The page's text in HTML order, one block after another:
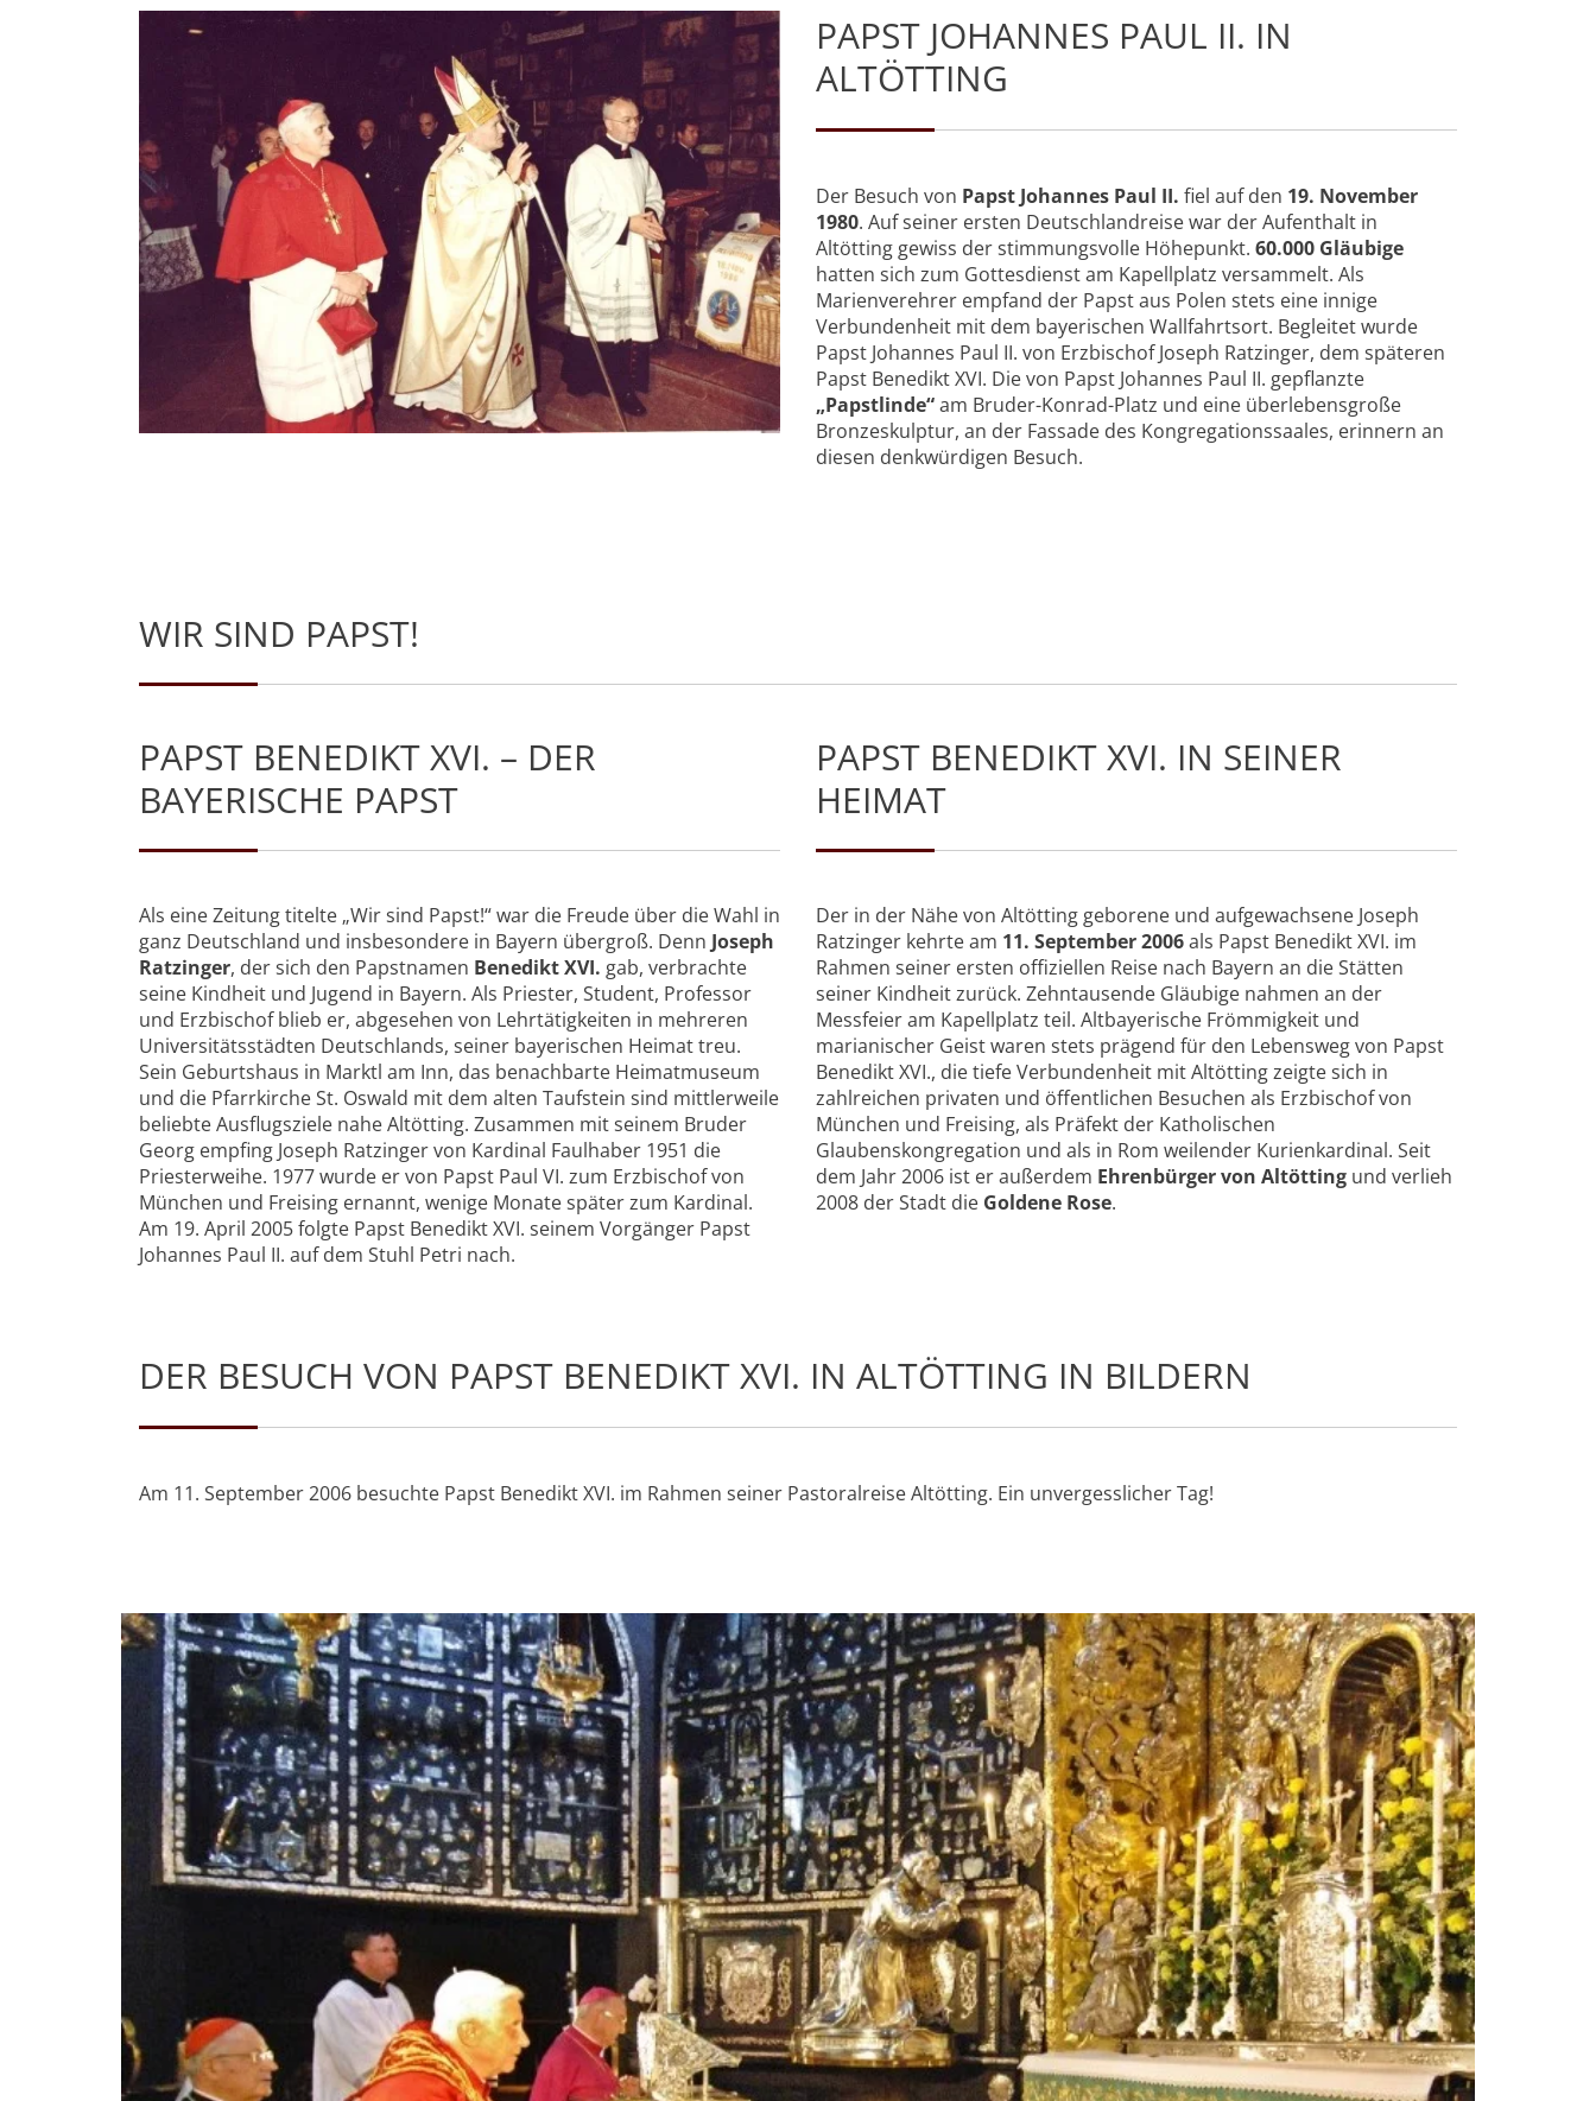
PAPST JOHANNES PAUL II. IN
ALTÖTTING
Der Besuch von Papst Johannes Paul II. fiel auf den 19. November
1980. Auf seiner ersten Deutschlandreise war der Aufenthalt in
Altötting gewiss der stimmungsvolle Höhepunkt. 60.000 Gläubige
hatten sich zum Gottesdienst am Kapellplatz versammelt. Als
Marienverehrer empfand der Papst aus Polen stets eine innige
Verbundenheit mit dem bayerischen Wallfahrtsort. Begleitet wurde
Papst Johannes Paul II. von Erzbischof Joseph Ratzinger, dem späteren
Papst Benedikt XVI. Die von Papst Johannes Paul II. gepflanzte
„Papstlinde“am Bruder-Konrad-Platz und eine überlebensgroße
Bronzeskulptur, an der Fassade des Kongregationssaales, erinnern an
diesen denkwürdigen Besuch.
WIR SIND PAPST!
PAPST BENEDIKT XVI. – DER
BAYERISCHE PAPST
Als eine Zeitung titelte „Wir sind Papst!“ war die Freude über die Wahl in
ganz Deutschland und insbesondere in Bayern übergroß. Denn Joseph
Ratzinger, der sich den Papstnamen Benedikt XVI. gab, verbrachte
seine Kindheit und Jugend in Bayern. Als Priester, Student, Professor
und Erzbischof blieb er, abgesehen von Lehrtätigkeiten in mehreren
Universitätsstädten Deutschlands, seiner bayerischen Heimat treu.
Sein Geburtshaus in Marktl am Inn, das benachbarte Heimatmuseum
und die Pfarrkirche St. Oswald mit dem alten Taufstein sind mittlerweile
beliebte Ausflugsziele nahe Altötting. Zusammen mit seinem Bruder
Georg empfing Joseph Ratzinger von Kardinal Faulhaber 1951 die
Priesterweihe. 1977 wurde er von Papst Paul VI. zum Erzbischof von
München und Freising ernannt, wenige Monate später zum Kardinal.
Am 19. April 2005 folgte Papst Benedikt XVI. seinem Vorgänger Papst
Johannes Paul II. auf dem Stuhl Petri nach.
PAPST BENEDIKT XVI. IN SEINER
HEIMAT
Der in der Nähe von Altötting geborene und aufgewachsene Joseph
Ratzinger kehrte am 11. September 2006als Papst Benedikt XVI. im
Rahmen seiner ersten offiziellen Reise nach Bayern an die Stätten
seiner Kindheit zurück. Zehntausende Gläubige nahmen an der
Messfeier am Kapellplatz teil. Altbayerische Frömmigkeit und
marianischer Geist waren stets prägend für den Lebensweg von Papst
Benedikt XVI., die tiefe Verbundenheit mit Altötting zeigte sich in
zahlreichen privaten und öffentlichen Besuchen als Erzbischof von
München und Freising, als Präfekt der Katholischen
Glaubenskongregation und als in Rom weilender Kurienkardinal. Seit
dem Jahr 2006 ist er außerdem Ehrenbürger von Altötting und verlieh
2008 der Stadt die Goldene Rose.
DER BESUCH VON PAPST BENEDIKT XVI. IN ALTÖTTING IN BILDERN
Am 11. September 2006 besuchte Papst Benedikt XVI. im Rahmen seiner Pastoralreise Altötting. Ein unvergesslicher Tag!